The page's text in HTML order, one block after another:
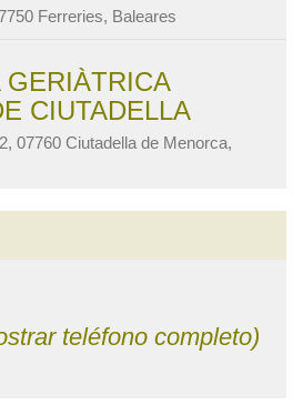
Ferreries, Baleares
GERIÀTRICA
CIUTADELLA
07760 Ciutadella de Menorca,
teléfono completo)